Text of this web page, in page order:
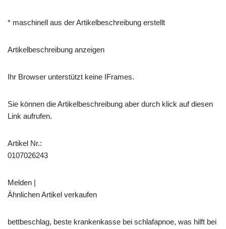
* maschinell aus der Artikelbeschreibung erstellt
Artikelbeschreibung anzeigen
Ihr Browser unterstützt keine IFrames.
Sie können die Artikelbeschreibung aber durch klick auf diesen
Link aufrufen.
Artikel Nr.:
0107026243
Melden |
Ähnlichen Artikel verkaufen
bettbeschlag, beste krankenkasse bei schlafapnoe, was hilft bei